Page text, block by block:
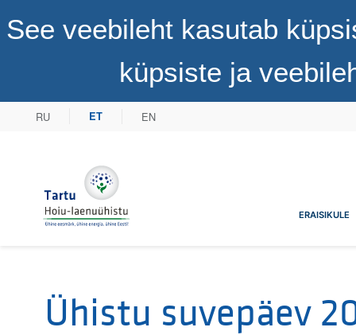
See veebileht kasutab
küpsiste ja
RU ET EN
Tartu Hoiu-laenuühistuERAISIKULE
Ühistu suvepäev